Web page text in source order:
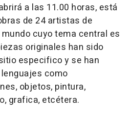
a las 11.00 horas, está
de 24 artistas de
cuyo tema central es
originales han sido
especifico y se han
como
objetos, pintura,
grafica, etcétera.